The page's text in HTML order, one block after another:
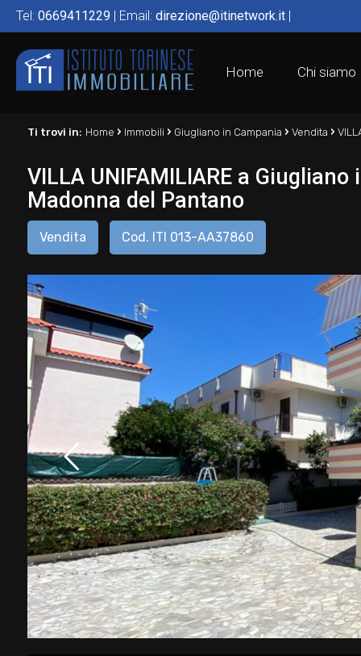
Home Chi siamo
Tel: 0669411229 | Email: direzione@itinetwork.it |
Ti trovi in: Home › Immobili › Giugliano in Campania › Vendita ›
VILLA UNIFAMILIARE a
Madonna del Pantano
Vendita Cod. ITI 013-AA37860